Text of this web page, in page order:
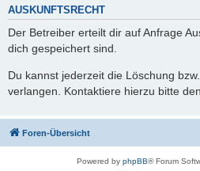
AUSKUNFTSRECHT
Der Betreiber erteilt dir auf Anfrage
dich gespeichert sind.
Du kannst jederzeit die Löschung
verlangen. Kontaktiere hierzu bitte
Foren-Übersicht
Powered by phpBB® Forum